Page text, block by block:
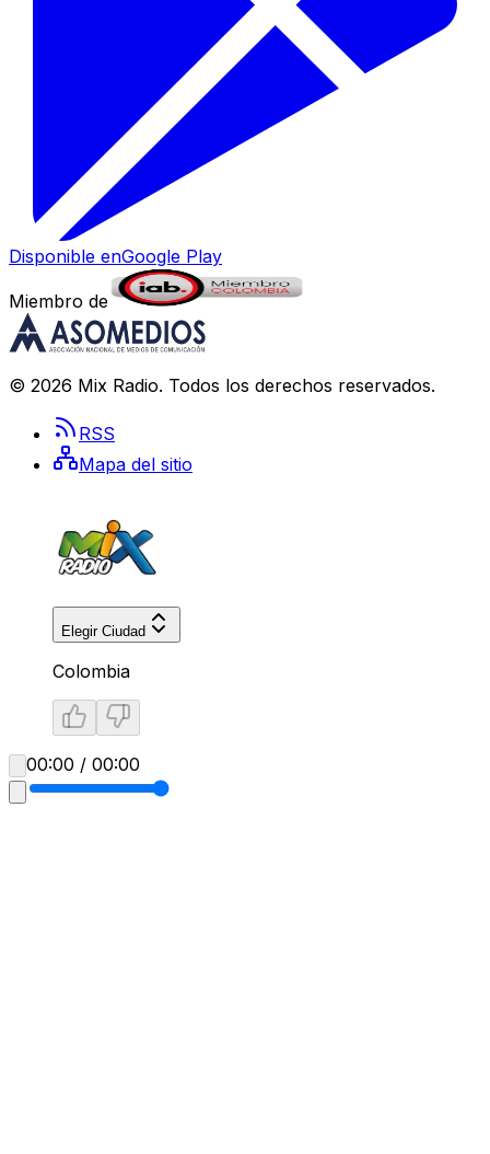
Disponible enGoogle Play
Miembro de
© 2026 Mix Radio. Todos los derechos reservados.
RSS
Mapa del sitio
Elegir Ciudad
Colombia
00:00 / 00:00